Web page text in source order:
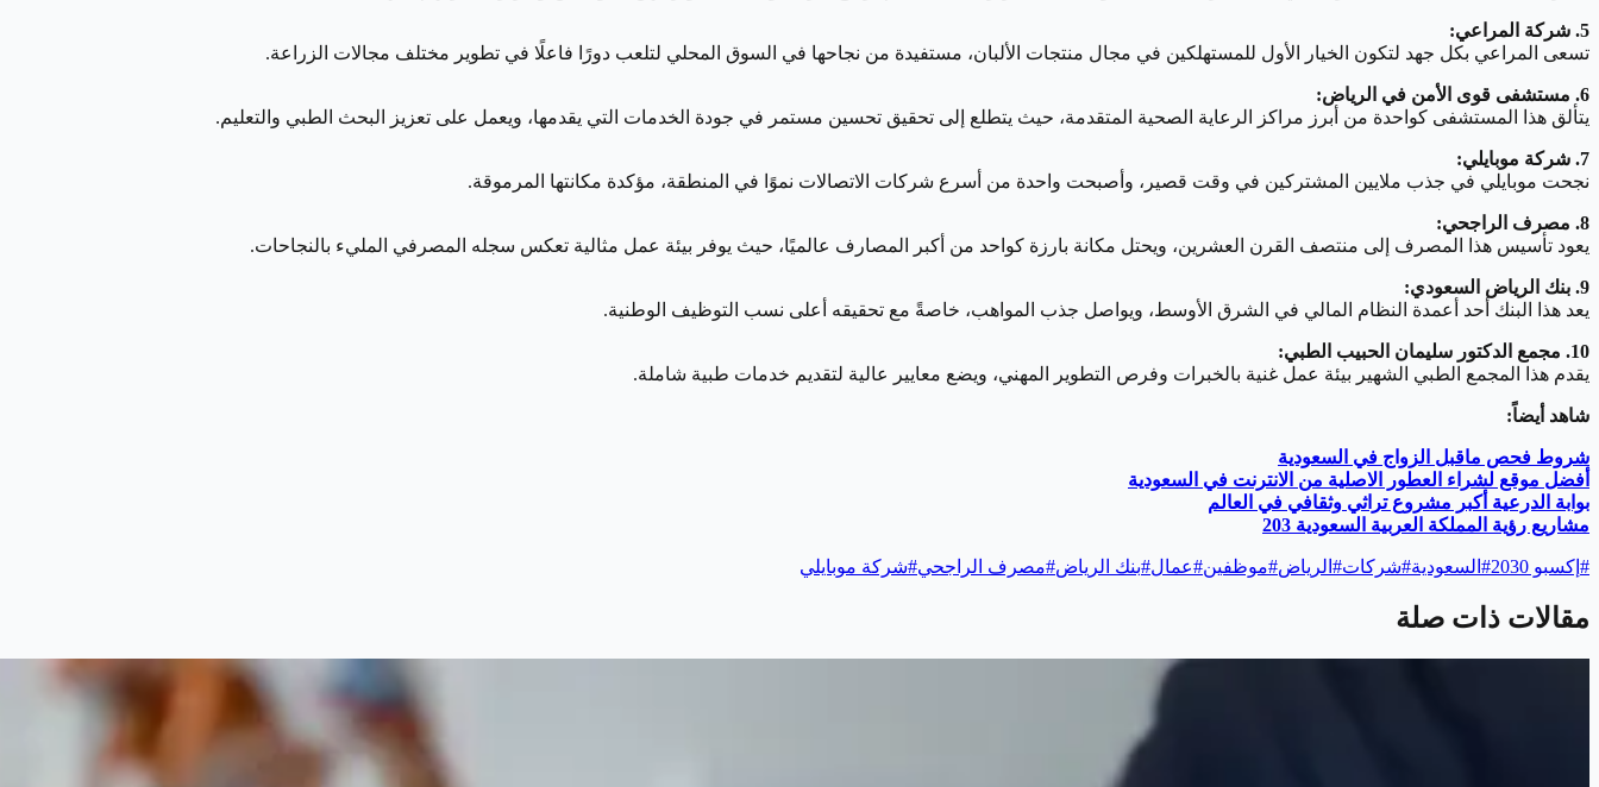
5. شركة المراعي:
تسعى المراعي بكل جهد لتكون الخيار الأول للمستهلكين في مجال منتجات الألبان، مستفيدة من نجاحها في السوق المحلي لتلعب دورًا فاعلًا في تطوير مختلف مجالات الزراعة.
6. مستشفى قوى الأمن في الرياض:
يتألق هذا المستشفى كواحدة من أبرز مراكز الرعاية الصحية المتقدمة، حيث يتطلع إلى تحقيق تحسين مستمر في جودة الخدمات التي يقدمها، ويعمل على تعزيز البحث الطبي والتعليم.
7. شركة موبايلي:
نجحت موبايلي في جذب ملايين المشتركين في وقت قصير، وأصبحت واحدة من أسرع شركات الاتصالات نموًا في المنطقة، مؤكدة مكانتها المرموقة.
8. مصرف الراجحي:
يعود تأسيس هذا المصرف إلى منتصف القرن العشرين، ويحتل مكانة بارزة كواحد من أكبر المصارف عالميًا، حيث يوفر بيئة عمل مثالية تعكس سجله المصرفي المليء بالنجاحات.
9. بنك الرياض السعودي:
يعد هذا البنك أحد أعمدة النظام المالي في الشرق الأوسط، ويواصل جذب المواهب، خاصةً مع تحقيقه أعلى نسب التوظيف الوطنية.
10. مجمع الدكتور سليمان الحبيب الطبي:
يقدم هذا المجمع الطبي الشهير بيئة عمل غنية بالخبرات وفرص التطوير المهني، ويضع معايير عالية لتقديم خدمات طبية شاملة.
شاهد أيضاً:
شروط فحص ماقبل الزواج في السعودية
أفضل موقع لشراء العطور الاصلية من الانترنت في السعودية
بوابة الدرعية أكبر مشروع تراثي وثقافي في العالم
مشاريع رؤية المملكة العربية السعودية 203
# إكسبو 2030 # السعودية#شركات# الرياض#موظفين#عمال#بنك الرياض#مصرف الراجحي#شركة موبايلي
مقالات ذات صلة